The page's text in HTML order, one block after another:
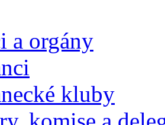
a orgány
kluby